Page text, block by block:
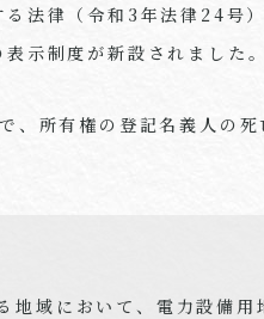
法律（令和 3年法律 24号
示制度が新設されました。
、所有権の登記名義人の
地域において、電力設備